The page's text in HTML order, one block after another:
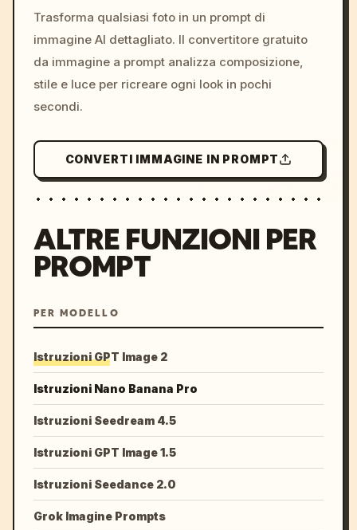
colors, 8k --v 6.0
Trasforma qualsiasi foto in un prompt di
immagine AI dettagliato. Il convertitore gratuito
da immagine a prompt analizza composizione,
stile e luce per ricreare ogni look in pochi
secondi.
CONVERTI IMMAGINE IN PROMPT
ALTRE FUNZIONI PER
PROMPT
PER MODELLO
Istruzioni GPT Image 2
Istruzioni Nano Banana Pro
Istruzioni Seedream 4.5
Istruzioni GPT Image 1.5
Istruzioni Seedance 2.0
Grok Imagine Prompts